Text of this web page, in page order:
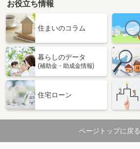
お役立ち情報
住まいのコラム
暮らしのデータ
(補助金・助成金情報)
住宅ローン
ページトップに戻る